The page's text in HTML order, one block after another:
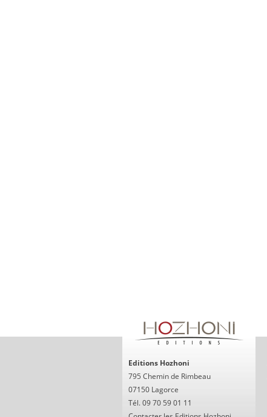
Editions Hozhoni
795 Chemin de Rimbeau
07150 Lagorce
Tél. 09 70 59 01 11